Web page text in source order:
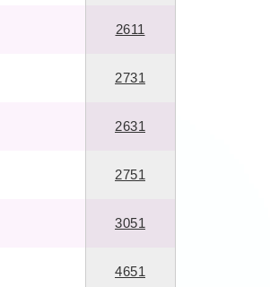
2611
2731
2631
2751
3051
4651